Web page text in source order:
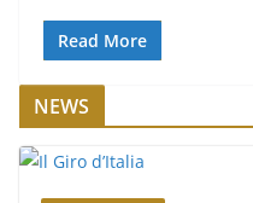
Read More
NEWS